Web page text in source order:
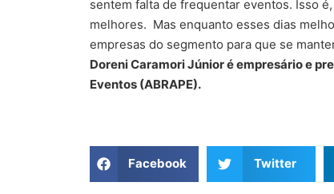
sentem falta de frequentar eventos. Isso
melhores. Mas enquanto esses dias
empresas do segmento para que se
DoreniCaramori Júnior é empresário e
Eventos (ABRAPE).
Facebook Twitter